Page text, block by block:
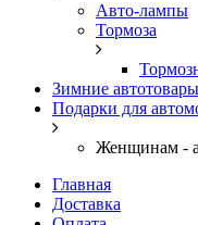
Авто-лампы
Тормоза
Зимние автотовары
Подарки для
Женщинам -
Главная
Доставка